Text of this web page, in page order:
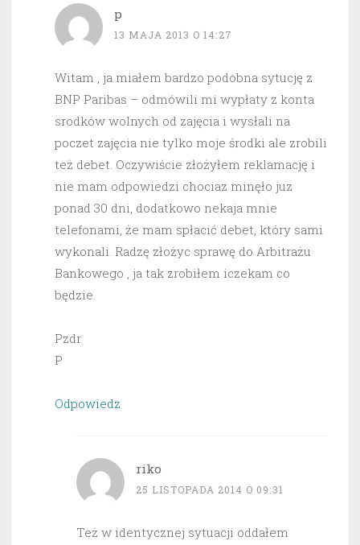
p
13 MAJA 2013 O 14:27
Witam , ja miałem bardzo podobna sytucję z
BNP Paribas – odmówili mi wypłaty z konta
srodków wolnych od zajęcia i wysłali na
poczet zajęcia nie tylko moje środki ale zrobili
też debet. Oczywiście złożyłem reklamację i
nie mam odpowiedzi chociaz minęło juz
ponad 30 dni, dodatkowo nekaja mnie
telefonami, że mam spłacić debet, który sami
wykonali. Radzę złożyc sprawę do Arbitrażu
Bankowego , ja tak zrobiłem iczekam co
będzie.
Pzdr
P
Odpowiedz
riko
25 LISTOPADA 2014 O 09:31
Też w identycznej sytuacji oddałem